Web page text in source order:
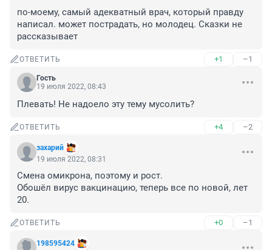
по-моему, самый адекватный врач, который правду
написал. может пострадать, но молодец. Сказки не
рассказывает
ОТВЕТИТЬ +1 –1
Гость
19 июля 2022, 08:43
Плевать! Не надоело эту тему мусолить?
ОТВЕТИТЬ +4 –2
захарий
19 июля 2022, 08:31
Смена омикрона, поэтому и рост.
Обошёл вирус вакцинацию, теперь все по новой, лет
20.
ОТВЕТИТЬ +0 –1
198595424